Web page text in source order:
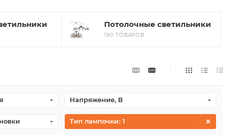
Потолочные светильники
190 ТОВАРОВ
Напряжение, В
Тип лампочки: 1